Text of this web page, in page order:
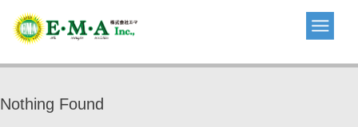
content
Nothing Found